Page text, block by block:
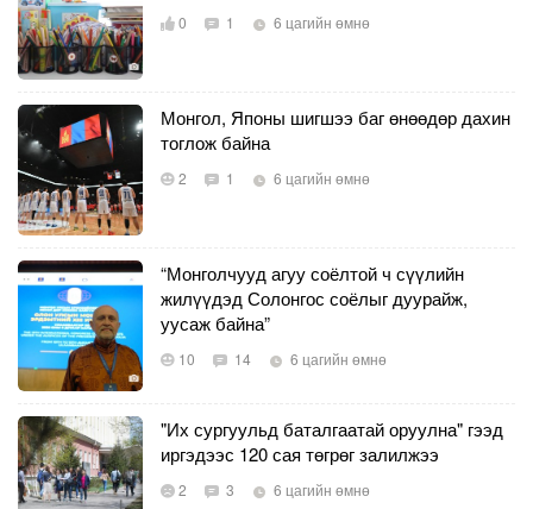
0 1 6 цагийн өмнө
Монгол, Японы шигшээ баг өнөөдөр дахин
тоглож байна
2 1 6 цагийн өмнө
“Монголчууд агуу соёлтой ч сүүлийн
жилүүдэд Солонгос соёлыг дуурайж,
уусаж байна”
10 14 6 цагийн өмнө
"Их сургуульд баталгаатай оруулна" гээд
иргэдээс 120 сая төгрөг залилжээ
2 3 6 цагийн өмнө